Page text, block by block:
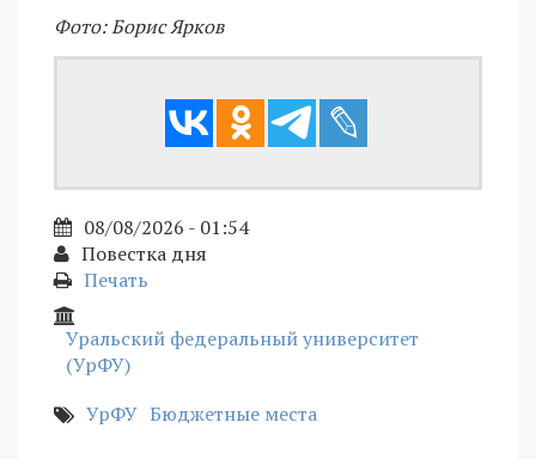
Фото: Борис Ярков
08/08/2026 - 01:54
Повестка дня
Печать
Уральский федеральный университет
(УрФУ)
УрФУ Бюджетные места